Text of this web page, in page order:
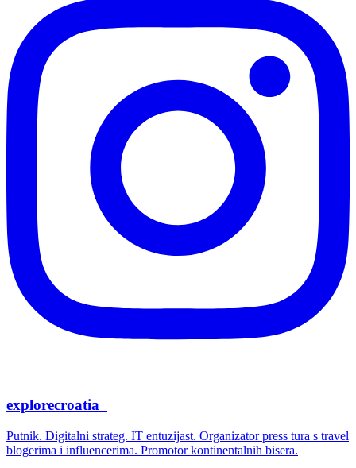
explorecroatia_
Putnik. Digitalni strateg. IT entuzijast. Organizator press tura s travel
blogerima i influencerima. Promotor kontinentalnih bisera.